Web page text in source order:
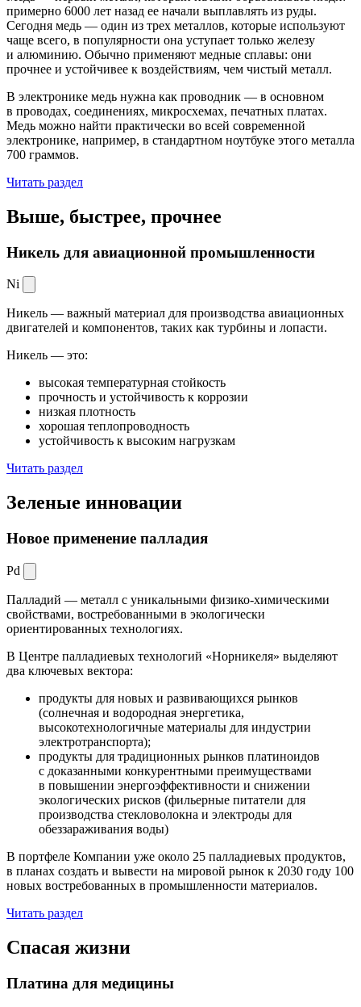
примерно 6000 лет назад ее начали выплавлять из руды.
Сегодня медь — один из трех металлов, которые используют
чаще всего, в популярности она уступает только железу
и алюминию. Обычно применяют медные сплавы: они
прочнее и устойчивее к воздействиям, чем чистый металл.
В электронике медь нужна как проводник — в основном
в проводах, соединениях, микросхемах, печатных платах.
Медь можно найти практически во всей современной
электронике, например, в стандартном ноутбуке этого металла
700 граммов.
Читать раздел
Выше, быстрее, прочнее
Никель для авиационной промышленности
Ni
Никель — важный материал для производства авиационных
двигателей и компонентов, таких как турбины и лопасти.
Никель — это:
высокая температурная стойкость
прочность и устойчивость к коррозии
низкая плотность
хорошая теплопроводность
устойчивость к высоким нагрузкам
Читать раздел
Зеленые инновации
Новое применение палладия
Pd
Палладий — металл с уникальными физико-химическими
свойствами, востребованными в экологически
ориентированных технологиях.
В Центре палладиевых технологий «Норникеля» выделяют
два ключевых вектора:
продукты для новых и развивающихся рынков
(солнечная и водородная энергетика,
высокотехнологичные материалы для индустрии
электротранспорта);
продукты для традиционных рынков платиноидов
с доказанными конкурентными преимуществами
в повышении энергоэффективности и снижении
экологических рисков (фильерные питатели для
производства стекловолокна и электроды для
обеззараживания воды)
В портфеле Компании уже около 25 палладиевых продуктов,
в планах создать и вывести на мировой рынок к 2030 году 100
новых востребованных в промышленности материалов.
Читать раздел
Спасая жизни
Платина для медицины